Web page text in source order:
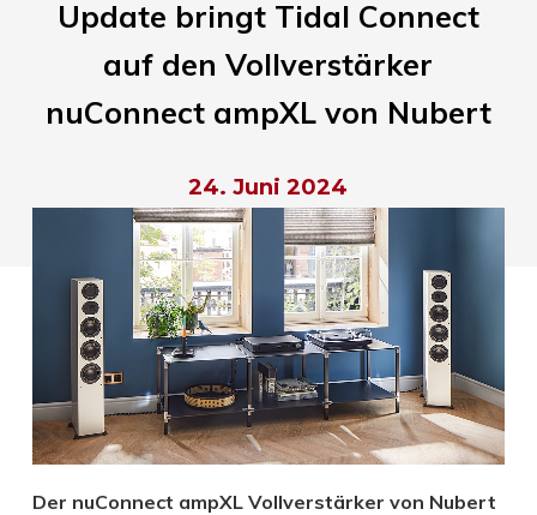
Update bringt Tidal Connect
auf den Vollverstärker
nuConnect ampXL von Nubert
24. Juni 2024
Der nuConnect ampXL Vollverstärker von Nubert